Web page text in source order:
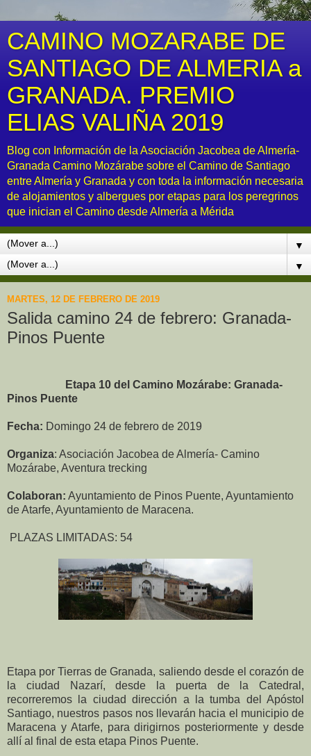
CAMINO MOZARABE DE
SANTIAGO DE ALMERIA a
GRANADA. PREMIO
ELIAS VALIÑA 2019
Blog con Información de la Asociación Jacobea de Almería-
Granada Camino Mozárabe sobre el Camino de Santiago
entre Almería y Granada y con toda la información necesaria
de alojamientos y albergues por etapas para los peregrinos
que inician el Camino desde Almería a Mérida
▼
▼
MARTES, 12 DE FEBRERO DE 2019
Salida camino 24 de febrero: Granada-
Pinos Puente
Etapa 10 del Camino Mozárabe: Granada-
Pinos Puente
Fecha: Domingo 24 de febrero de 2019
Organiza: Asociación Jacobea de Almería- Camino
Mozárabe, Aventura trecking
Colaboran: Ayuntamiento de Pinos Puente, Ayuntamiento
de Atarfe, Ayuntamiento de Maracena.
PLAZAS LIMITADAS: 54
Etapa por Tierras de Granada, saliendo desde el corazón de
la ciudad Nazarí, desde la puerta de la Catedral,
recorreremos la ciudad dirección a la tumba del Apóstol
Santiago, nuestros pasos nos llevarán hacia el municipio de
Maracena y Atarfe, para dirigirnos posteriormente y desde
allí al final de esta etapa Pinos Puente.